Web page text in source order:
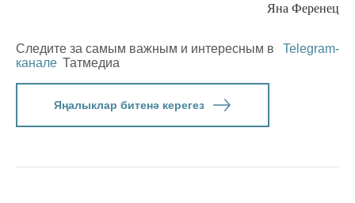
Яна Ференец
Следите за самым важным и интересным в
Telegram-
канале Татмедиа
Яңалыклар битенә керегез